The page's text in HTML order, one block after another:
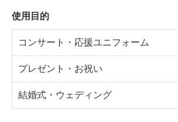
使用目的
コンサート・応援ユニフォーム
プレゼント・お祝い
結婚式・ウェディング